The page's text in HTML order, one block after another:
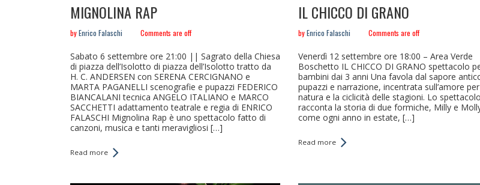
MIGNOLINA RAP
byEnrico Falaschi Comments are off
Sabato 6 settembre ore 21:00 || Sagrato della Chiesa
di piazza dell’Isolotto di piazza dell’Isolotto tratto da
H. C. ANDERSEN con SERENA CERCIGNANO e
MARTA PAGANELLI scenografie e pupazzi FEDERICO
BIANCALANI tecnica ANGELO ITALIANO e MARCO
SACCHETTI adattamento teatrale e regia di ENRICO
FALASCHI Mignolina Rap è uno spettacolo fatto di
canzoni, musica e tanti meravigliosi […]
Read more
IL CHICCO DI GRANO
byEnrico Falaschi Comments are off
Venerdì 12 settembre ore 18:00 – Area Verde
Boschetto IL CHICCO DI GRANO spettacolo
bambini dai 3 anni Una favola dal sapore
pupazzi e narrazione, incentrata sull’amore
natura e la ciclicità delle stagioni. Lo spettacolo
racconta la storia di due formiche, Milly e
come ogni anno in estate, […]
Read more